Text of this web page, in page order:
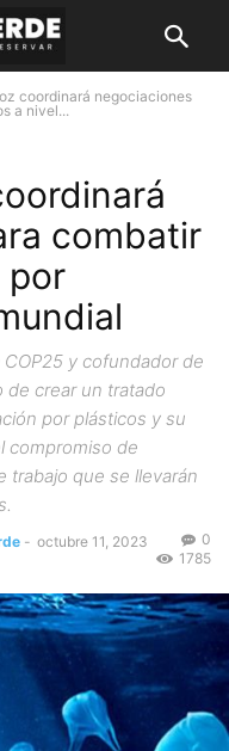
coordinará negociaciones
a nivel...
combatir
por
y cofundador de
de crear un tratado
por plásticos y su
compromiso de
trabajo que se llevarán
- octubre 11, 2023
0
1785